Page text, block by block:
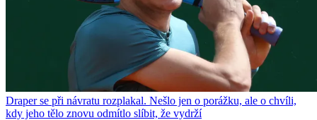
Draper se při návratu rozplakal. Nešlo jen o porážku, ale o chvíli,
kdy jeho tělo znovu odmítlo slíbit, že vydrží